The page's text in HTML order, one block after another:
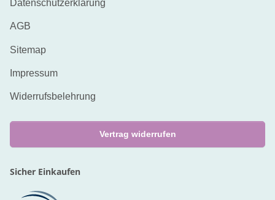
Datenschutzerklärung
AGB
Sitemap
Impressum
Widerrufsbelehrung
Vertrag widerrufen
Sicher Einkaufen